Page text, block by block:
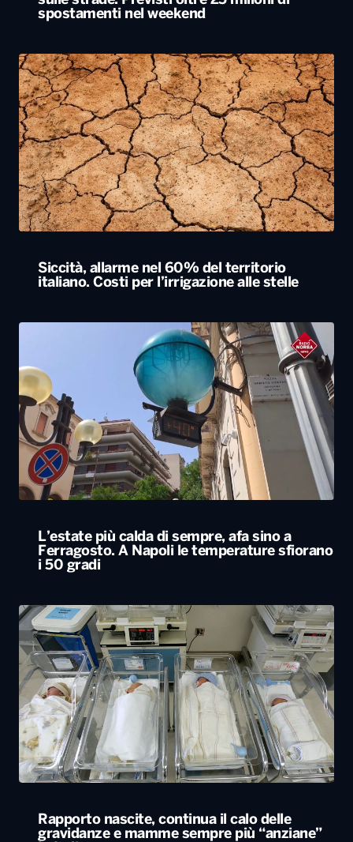
spostamenti nel weekend
Siccità, allarme nel 60% del territorio
italiano. Costi per l’irrigazione alle stelle
L’estate più calda di sempre, afa sino a
Ferragosto. A Napoli le temperature sfiorano
i 50 gradi
Rapporto nascite, continua il calo delle
gravidanze e mamme sempre più “anziane”